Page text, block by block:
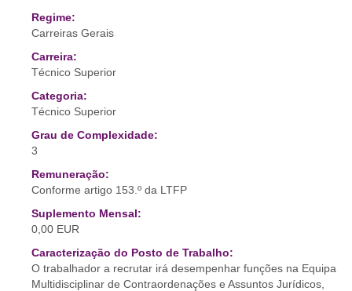
Regime:
Carreiras Gerais
Carreira:
Técnico Superior
Categoria:
Técnico Superior
Grau de Complexidade:
3
Remuneração:
Conforme artigo 153.º da LTFP
Suplemento Mensal:
0,00 EUR
Caracterização do Posto de Trabalho:
O trabalhador a recrutar irá desempenhar funções na Equipa
Multidisciplinar de Contraordenações e Assuntos Jurídicos,